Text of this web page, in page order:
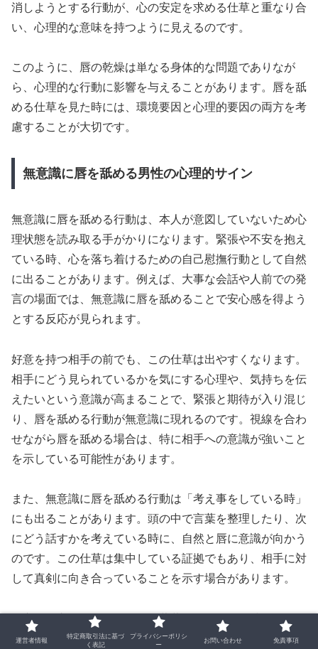
消しようとする行動が、心の安定を求める仕草と重なり合
い、心理的な意味を持つように見えるのです。
このように、唇の乾燥は単なる身体的な問題でありなが
ら、心理的な行動に影響を与えることがあります。唇を舐
める仕草を見た時には、環境要因と心理的要因の両方を考
慮することが大切です。
無意識に唇を舐める男性の心理的サイン
無意識に唇を舐める行動は、本人が意図していないため心
理状態を読み取る手がかりになります。緊張や不安を抱え
ている時、心を落ち着けるための自己慰撫行動として自然
に出ることがあります。例えば、大事な会話や人前での発
言の場面では、無意識に唇を舐めることで安心感を得よう
とする反応が見られます。
好意を持つ相手の前でも、この仕草は出やすくなります。
相手にどう見られているかを気にする心理や、気持ちを伝
えたいという意識が高まることで、緊張と期待が入り混じ
り、唇を舐める行動が無意識に現れるのです。視線を合わ
せながら唇を舐める場合は、特に相手への意識が強いこと
を示している可能性があります。
また、無意識に唇を舐める行動は「考え事をしている時」
にも出ることがあります。頭の中で言葉を整理したり、次
にどう話すかを考えている時に、自然と唇に意識が向かう
のです。この仕草は集中している証拠でもあり、相手に対
して真剣に向き合っていることを示す場合があります。
一方で、心理的なストレスや葛藤を抱えている時にも唇を
舐める行動が出ます。自分の意見を抑え込んでいる場面
運営者情報
特定商取引法に基づ
く表記
プライバシーポリシ
ー
お問い合わせ 免責事項